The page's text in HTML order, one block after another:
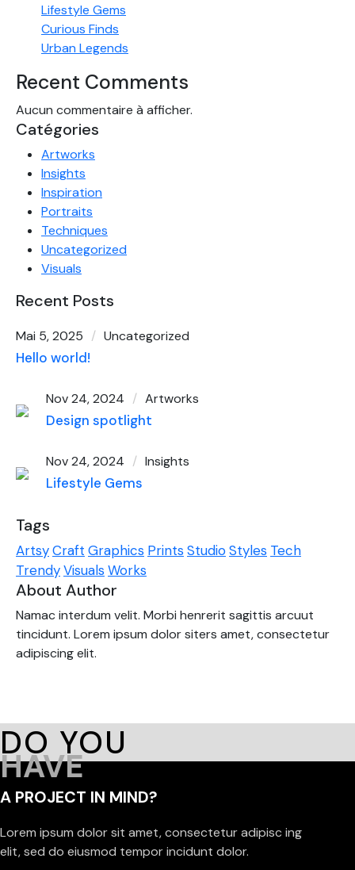
Lifestyle Gems
Curious Finds
Urban Legends
Recent Comments
Aucun commentaire à afficher.
Catégories
Artworks
Insights
Inspiration
Portraits
Techniques
Uncategorized
Visuals
Recent Posts
Mai 5, 2025 Uncategorized
Hello world!
Nov 24, 2024 Artworks
Design spotlight
Nov 24, 2024 Insights
Lifestyle Gems
Tags
ArtsyCraft Graphics PrintsStudioStyles Tech
TrendyVisualsWorks
About Author
Namac interdum velit. Morbi henrerit sagittis arcuut
tincidunt. Lorem ipsum dolor siters amet, consectetur
adipiscing elit.
DO YOU
HAVE
A PROJECT IN MIND?
Lorem ipsum dolor sit amet, consectetur adipisc ing
elit, sed do eiusmod tempor incidunt dolor.